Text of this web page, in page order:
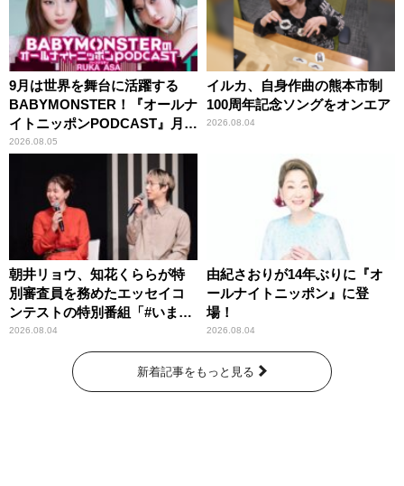
9月は世界を舞台に活躍する
BABYMONSTER！『オールナ
イトニッポンPODCAST』月替
わりパーソナリティ
2026.08.05
イルカ、自身作曲の熊本市制
100周年記念ソングをオンエア
2026.08.04
朝井リョウ、知花くららが特
別審査員を務めたエッセイコ
ンテストの特別番組「#いまあ
なたに伝えたいこと」
2026.08.04
由紀さおりが14年ぶりに『オ
ールナイトニッポン』に登
場！
2026.08.04
新着記事をもっと見る